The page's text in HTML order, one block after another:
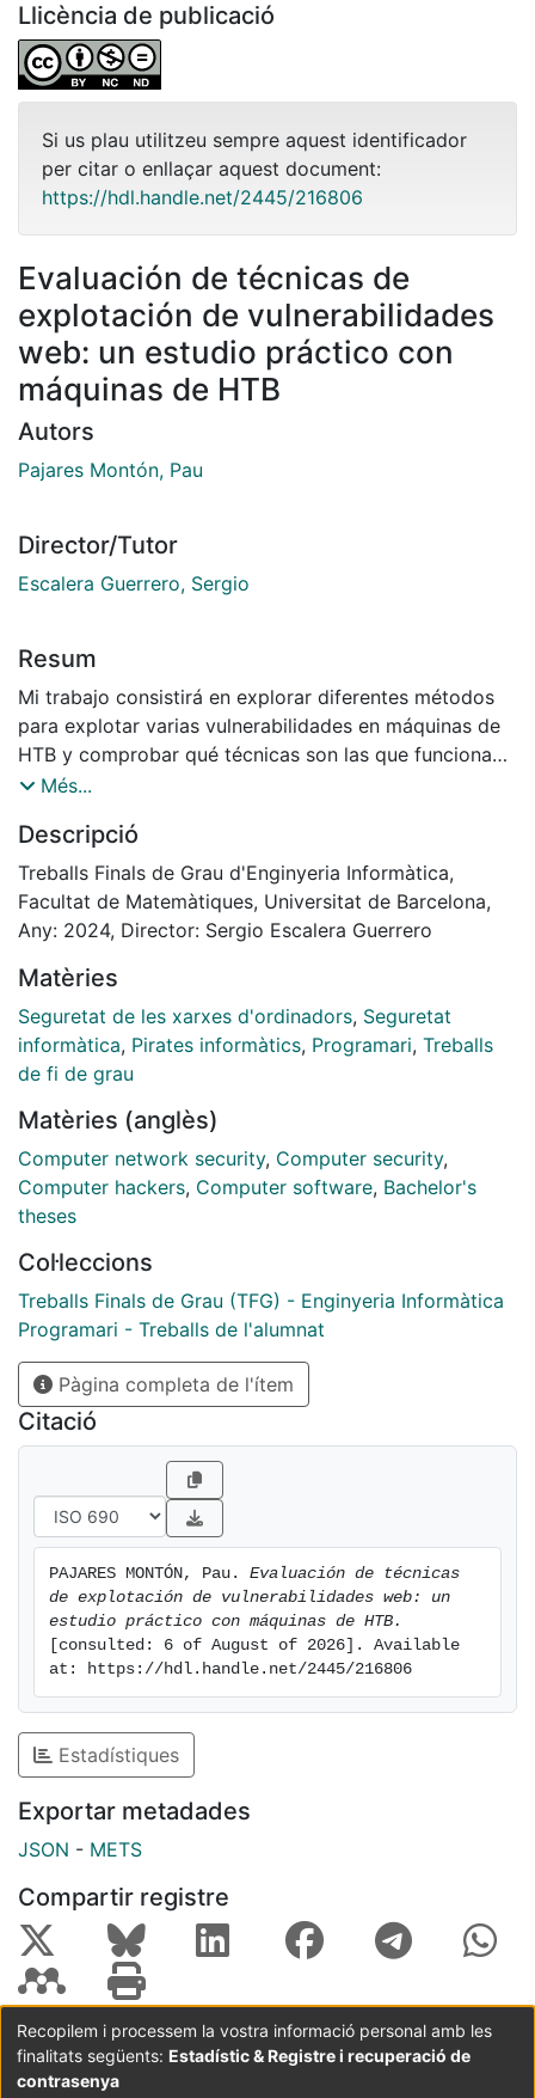
Llicència de publicació
Si us plau utilitzeu sempre aquest identificador
per citar o enllaçar aquest document:
https://hdl.handle.net/2445/216806
Evaluación de técnicas de
explotación de vulnerabilidades
web: un estudio práctico con
máquinas de HTB
Autors
Pajares Montón, Pau
Director/Tutor
Escalera Guerrero, Sergio
Resum
Mi trabajo consistirá en explorar diferentes métodos
para explotar varias vulnerabilidades en máquinas de
HTB y comprobar qué técnicas son las que funcionan.
El trabajo está enfocado principalmente en
parecido a un pentesting web. ¿Qué son estas
vulnerabilidades? Los programadores web a menudo a
causa de no programar su código de manera segura lo
dejan vulnerable a ser explotado, ya sea desde el front
distintos para explotar vulnerabilidades, y con que uno
funcione generalmente ya es suficiente para conseguir
ejecutar código remoto (es decir, que se ejecuten los
comandos que tú desees), aunque no tiene por qué ser
Més...
Descripció
Treballs Finals de Grau d'Enginyeria Informàtica,
Facultat de Matemàtiques, Universitat de Barcelona,
Any: 2024, Director: Sergio Escalera Guerrero
Matèries
Seguretat de les xarxes d'ordinadors, Seguretat
informàtica, Pirates informàtics, Programari, Treballs
de fi de grau
Matèries (anglès)
Computer network security, Computer security,
Computer hackers, Computer software, Bachelor's
theses
Col·leccions
Treballs Finals de Grau (TFG) - Enginyeria Informàtica
Programari - Treballs de l'alumnat
Pàgina completa de l'ítem
Citació
PAJARES MONTÓN, Pau. Evaluación de técnicas
de explotación de vulnerabilidades web: un
estudio práctico con máquinas de HTB.
[consulted: 6 of August of 2026]. Available
at: https://hdl.handle.net/2445/216806
Estadístiques
Exportar metadades
JSON - METS
Compartir registre
Coordinació:CRAI UB Avís legal
Metadades
subjectes a:
Recopilem i processem la vostra informació personal amb les
finalitats següents: Estadístic & Registre i recuperació de
contrasenya